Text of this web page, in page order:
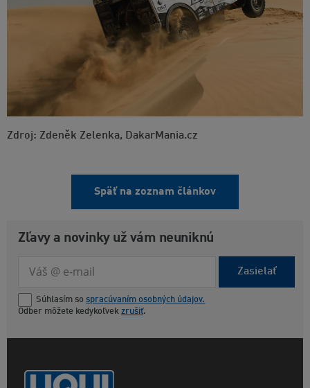
Zdroj: Zdeněk Zelenka, DakarMania.cz
Späť na zoznam článkov
Zľavy a novinky už vám neuniknú
Zasielať
Súhlasím so spracúvaním osobných údajov.
Odber môžete kedykoľvek zrušiť.